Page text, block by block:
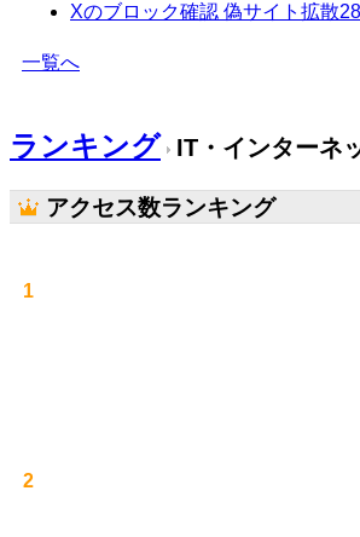
Xのブロック確認 偽サイト拡散28
一覧へ
ランキング IT・インターネ
アクセス数ランキング
1
2